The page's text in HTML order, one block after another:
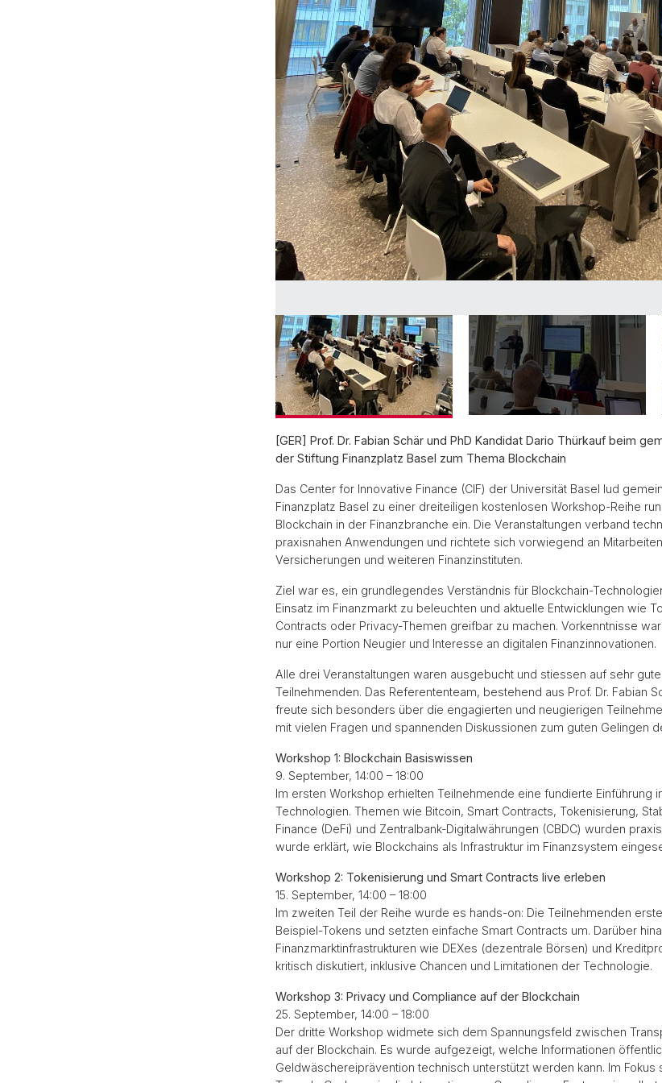
[GER] Prof. Dr. Fabian Schär und PhD Kandidat Dario Thürkauf beim
der Stiftung Finanzplatz Basel zum Thema Blockchain
Das Center for Innovative Finance (CIF) der Universität Basel lud
Finanzplatz Basel zu einer dreiteiligen kostenlosen Workshop-Reihe
Blockchain in der Finanzbranche ein. Die Veranstaltungen verband
praxisnahen Anwendungen und richtete sich vorwiegend an
Versicherungen und weiteren Finanzinstituten.
Ziel war es, ein grundlegendes Verständnis für Blockchain-
Einsatz im Finanzmarkt zu beleuchten und aktuelle Entwicklungen wie
Contracts oder Privacy-Themen greifbar zu machen. Vorkenntnisse
nur eine Portion Neugier und Interesse an digitalen Finanzinnovationen.
Alle drei Veranstaltungen waren ausgebucht und stiessen auf sehr
Teilnehmenden. Das Referententeam, bestehend aus Prof. Dr. Fabian
freute sich besonders über die engagierten und neugierigen
mit vielen Fragen und spannenden Diskussionen zum guten Gelingen
Workshop 1: Blockchain Basiswissen
9. September, 14:00 – 18:00
Im ersten Workshop erhielten Teilnehmende eine fundierte Einführung
Technologien. Themen wie Bitcoin, Smart Contracts, Tokenisierung,
Finance (DeFi) und Zentralbank-Digitalwährungen (CBDC) wurden
wurde erklärt, wie Blockchains als Infrastruktur im Finanzsystem
Workshop 2: Tokenisierung und Smart Contracts live erleben
15. September, 14:00 – 18:00
Im zweiten Teil der Reihe wurde es hands-on: Die Teilnehmenden
Beispiel-Tokens und setzten einfache Smart Contracts um. Darüber
Finanzmarktinfrastrukturen wie DEXes (dezentrale Börsen) und
kritisch diskutiert, inklusive Chancen und Limitationen der Technologie.
Workshop 3: Privacy und Compliance auf der Blockchain
25. September, 14:00 – 18:00
Der dritte Workshop widmete sich dem Spannungsfeld zwischen
auf der Blockchain. Es wurde aufgezeigt, welche Informationen
Geldwäschereiprävention technisch unterstützt werden kann. Im Fokus